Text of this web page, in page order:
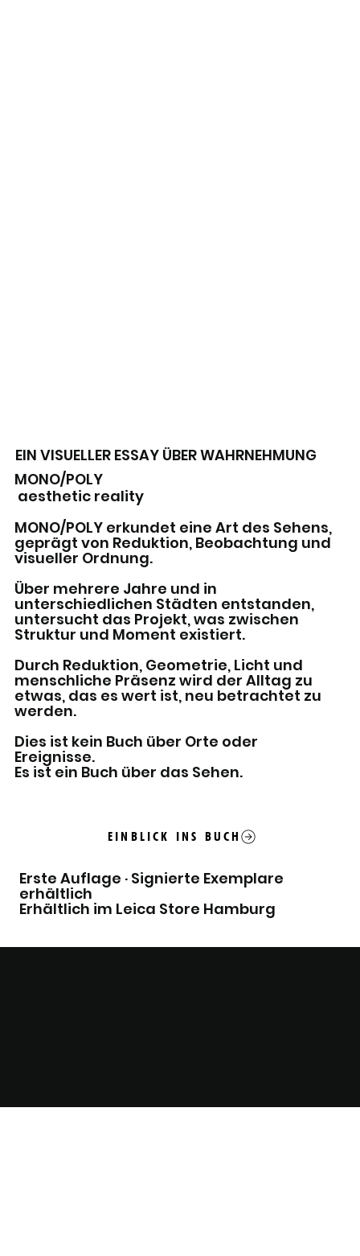
EIN VISUELLER ESSAY ÜBER WAHRNEHMUNG
MONO/POLY
aesthetic reality
MONO/POLY erkundet eine Art des Sehens,
geprägt von Reduktion, Beobachtung und
visueller Ordnung.
Über mehrere Jahre und in
unterschiedlichen Städten entstanden,
untersucht das Projekt, was zwischen
Struktur und Moment existiert.
Durch Reduktion, Geometrie, Licht und
menschliche Präsenz wird der Alltag zu
etwas, das es wert ist, neu betrachtet zu
werden.
Dies ist kein Buch über Orte oder
Ereignisse.
Es ist ein Buch über das Sehen.
EINBLICK INS BUCH
Erste Auflage · Signierte Exemplare
erhältlich
Erhältlich im Leica Store Hamburg